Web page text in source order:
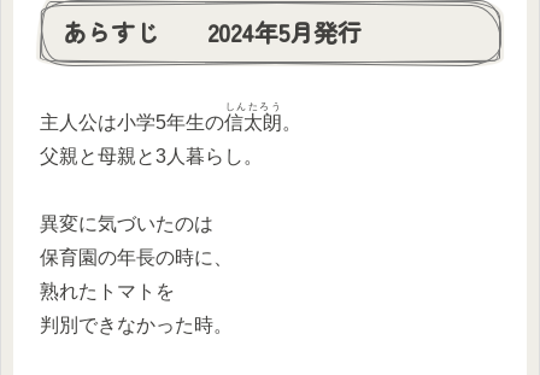
あらすじ 2024年5月発行
主人公は小学5年生の信太朗
しんたろう
。
父親と母親と3人暮らし。
異変に気づいたのは
保育園の年長の時に、
熟れたトマトを
判別できなかった時。